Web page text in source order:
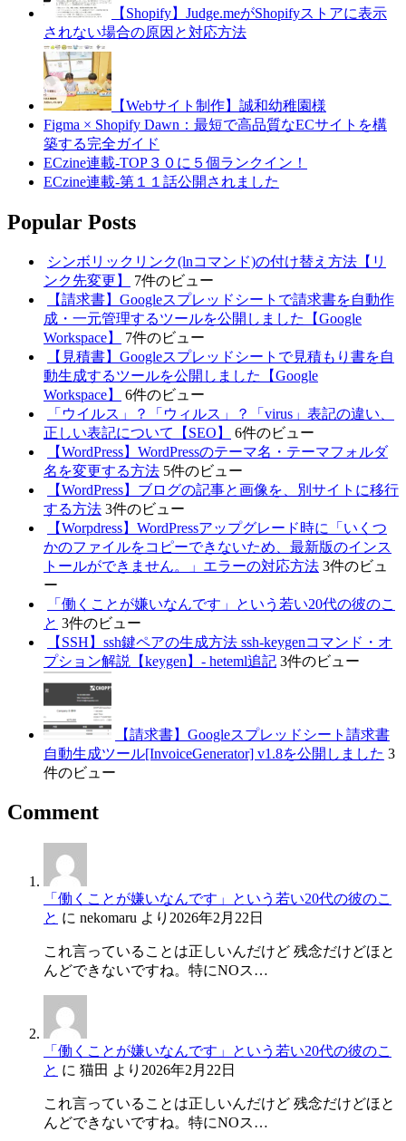
【Shopify】Judge.meがShopifyストアに表示
されない場合の原因と対応方法
【Webサイト制作】誠和幼稚園様
Figma × Shopify Dawn：最短で高品質なECサイトを構
築する完全ガイド
ECzine連載-TOP３０に５個ランクイン！
ECzine連載-第１１話公開されました
Popular Posts
シンボリックリンク(lnコマンド)の付け替え方法【リ
ンク先変更】
7件のビュー
【請求書】Googleスプレッドシートで請求書を自動作
成・一元管理するツールを公開しました【Google
Workspace】
7件のビュー
【見積書】Googleスプレッドシートで見積もり書を自
動生成するツールを公開しました【Google
Workspace】
6件のビュー
「ウイルス」？「ウィルス」？「virus」表記の違い、
正しい表記について【SEO】
6件のビュー
【WordPress】WordPressのテーマ名・テーマフォルダ
名を変更する方法 5件のビュー
【WordPress】ブログの記事と画像を、別サイトに移行
する方法 3件のビュー
【Worpdress】WordPressアップグレード時に「いくつ
かのファイルをコピーできないため、最新版のインス
トールができません。」エラーの対応方法 3件のビュ
ー
「働くことが嫌いなんです」という若い20代の彼のこ
と 3件のビュー
【SSH】ssh鍵ペアの生成方法 ssh-keygenコマンド・オ
プション解説【keygen】- heteml追記 3件のビュー
【請求書】Googleスプレッドシート請求書
自動生成ツール[InvoiceGenerator] v1.8を公開しました 3
件のビュー
Comment
「働くことが嫌いなんです」という若い20代の彼のこ
と に nekomaru より 2026年2月22日
これ言っていることは正しいんだけど 残念だけどほと
んどできないですね。特にNOス…
「働くことが嫌いなんです」という若い20代の彼のこ
と に 猫田 より 2026年2月22日
これ言っていることは正しいんだけど 残念だけどほと
んどできないですね。特にNOス…